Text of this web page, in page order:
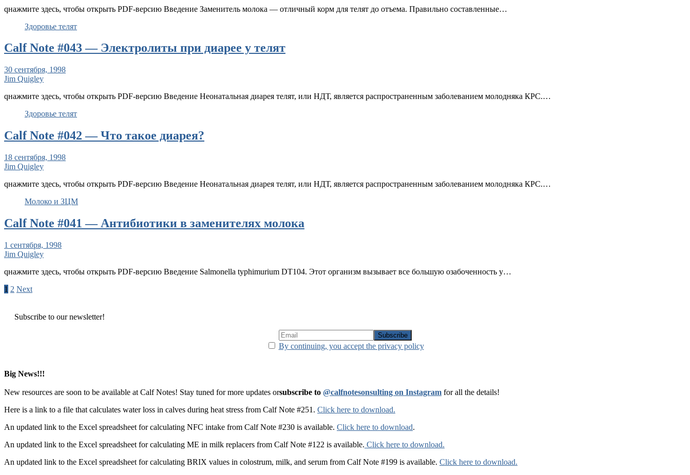
qнажмите здесь, чтобы открыть PDF-версию Введение Заменитель молока — отличный корм для телят до отъема. Правильно составленные…
Здоровье телят
Calf Note #043 — Электролиты при диарее у телят
30 сентября, 1998
Jim Quigley
qнажмите здесь, чтобы открыть PDF-версию Введение Неонатальная диарея телят, или НДТ, является распространенным заболеванием молодняка КРС.…
Здоровье телят
Calf Note #042 — Что такое диарея?
18 сентября, 1998
Jim Quigley
qнажмите здесь, чтобы открыть PDF-версию Введение Неонатальная диарея телят, или НДТ, является распространенным заболеванием молодняка КРС.…
Молоко и ЗЦМ
Calf Note #041 — Антибиотики в заменителях молока
1 сентября, 1998
Jim Quigley
qнажмите здесь, чтобы открыть PDF-версию Введение Salmonella typhimurium DT104. Этот организм вызывает все большую озабоченность у…
Пагинация
1 2 Next
Subscribe to our newsletter!
By continuing, you accept the privacy policy
Big News!!!
New resources are soon to be available at Calf Notes! Stay tuned for more updates orsubscribe to @calfnotesonsulting on Instagram for all the details!
Here is a link to a file that calculates water loss in calves during heat stress from Calf Note #251. Click here to download.
An updated link to the Excel spreadsheet for calculating NFC intake from Calf Note #230 is available. Click here to download.
An updated link to the Excel spreadsheet for calculating ME in milk replacers from Calf Note #122 is available. Click here to download.
An updated link to the Excel spreadsheet for calculating BRIX values in colostrum, milk, and serum from Calf Note #199 is available. Click here to download.